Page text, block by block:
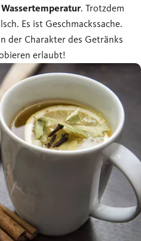
Wassertemperatur. Trotzdem
Es ist Geschmackssache.
der Charakter des Getränks
erlaubt!